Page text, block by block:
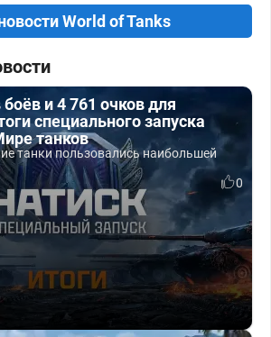
World of Tanks
и 4 761 очков для
специального запуска
танков
танки пользовались наибольшей
0